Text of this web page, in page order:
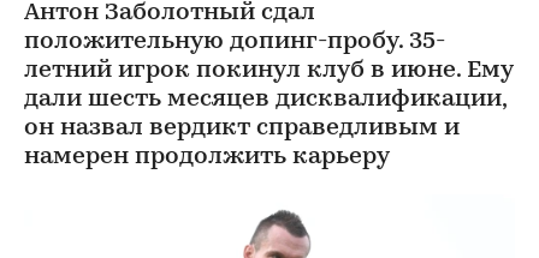
Антон Заболотный сдал
положительную допинг-пробу. 35-
летний игрок покинул клуб в июне. Ему
дали шесть месяцев дисквалификации,
он назвал вердикт справедливым и
намерен продолжить карьеру